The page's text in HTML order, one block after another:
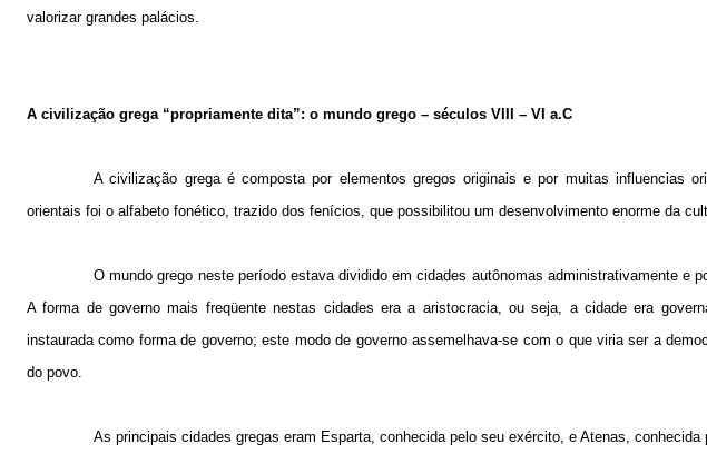
valorizar grandes palácios.
A civilização grega “propriamente dita”: o mundo grego – séculos VIII – VI a.C
A civilização grega é composta por elementos gregos originais e por muitas influencias
orientais foi o alfabeto fonético, trazido dos fenícios, que possibilitou um desenvolvimento enorme da
O mundo grego neste período estava dividido em cidades autônomas administrativamente e
A forma de governo mais freqüente nestas cidades era a aristocracia, ou seja, a cidade era
instaurada como forma de governo; este modo de governo assemelhava-se com o que viria ser a
do povo.
As principais cidades gregas eram Esparta, conhecida pelo seu exército, e Atenas, conhecida